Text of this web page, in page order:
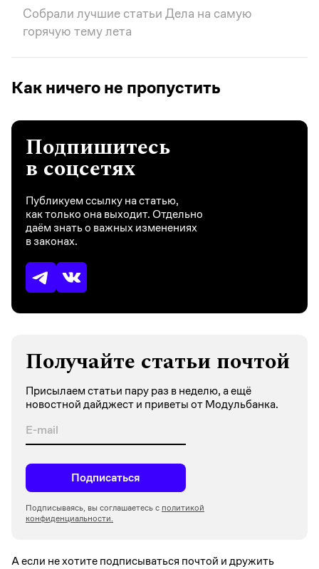
Собрали лучшие статьи Дела на самую
горячую тему лета
Как ничего не пропустить
Подпишитесь
в соцсетях
Публикуем ссылку на статью,
как только она выходит. Отдельно
даём знать о важных изменениях
в законах.
Получайте статьи почтой
Присылаем статьи пару раз в неделю, а ещё
новостной дайджест и приветы от Модульбанка.
Подписаться
Подписываясь, вы соглашаетесь с политикой
конфиденциальности.
А если не хотите подписываться почтой и дружить